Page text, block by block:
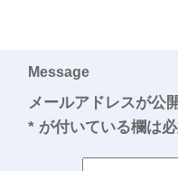
Message
メールアドレスが公
* が付いている欄は